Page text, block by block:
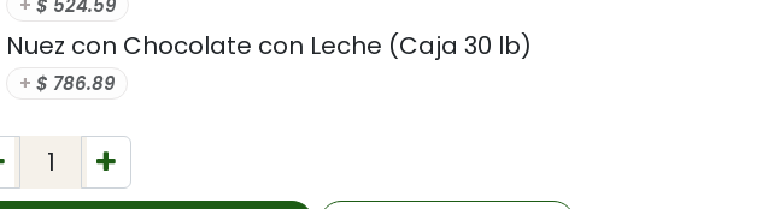
Nuez con Chocolate con Leche (Caja 30 lb)
+ $ 786.89